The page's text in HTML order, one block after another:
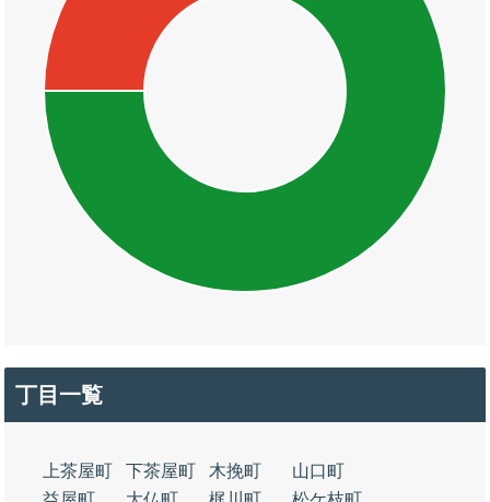
丁目一覧
上茶屋町 下茶屋町 木挽町
山口町